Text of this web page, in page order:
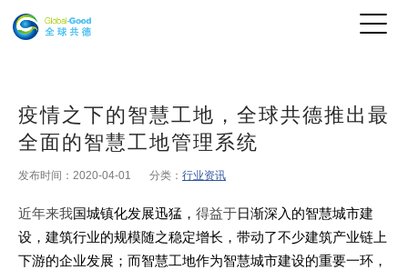
疫情之下的智慧工地，全球共德推出最
全面的智慧工地管理系统
发布时间：2020-04-01 分类： 行业资讯
近年来我国城镇化发展迅猛， 得益于日渐深入的智慧城市建
设，建筑行业的规模随之稳定增长，带动了不少建筑产业链上
下游的企业发展；而智慧工地作为智慧城市建设的重要一环，